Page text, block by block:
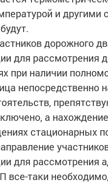
и
дорожного
для рассмотрения
при наличии
непосредственно
а
стационарных
для рассмотрения
таки